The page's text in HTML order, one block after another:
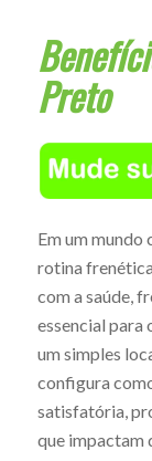
Preto
Em um mundo
rotina
com a saúde,
essencial para
um simples
configura
satisfatória,
que impactam